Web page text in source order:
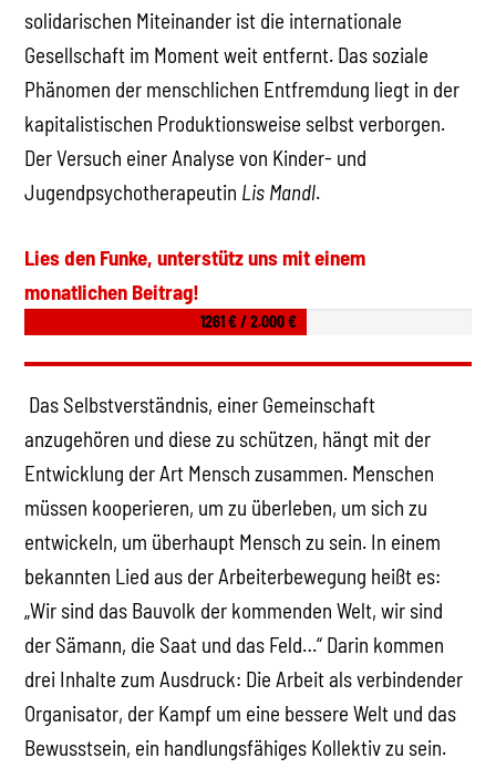
solidarischen Miteinander ist die internationale
Gesellschaft im Moment weit entfernt. Das soziale
Phänomen der menschlichen Entfremdung liegt in der
kapitalistischen Produktionsweise selbst verborgen.
Der Versuch einer Analyse von Kinder- und
Jugendpsychotherapeutin Lis Mandl.
Lies den Funke, unterstütz uns mit einem
monatlichen Beitrag!
1261 € / 2.000 €
Das Selbstverständnis, einer Gemeinschaft
anzugehören und diese zu schützen, hängt mit der
Entwicklung der Art Mensch zusammen. Menschen
müssen kooperieren, um zu überleben, um sich zu
entwickeln, um überhaupt Mensch zu sein. In einem
bekannten Lied aus der Arbeiterbewegung heißt es:
„Wir sind das Bauvolk der kommenden Welt, wir sind
der Sämann, die Saat und das Feld…“ Darin kommen
drei Inhalte zum Ausdruck: Die Arbeit als verbindender
Organisator, der Kampf um eine bessere Welt und das
Bewusstsein, ein handlungsfähiges Kollektiv zu sein.